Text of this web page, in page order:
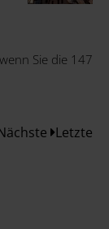
Sie die 147
Letzte